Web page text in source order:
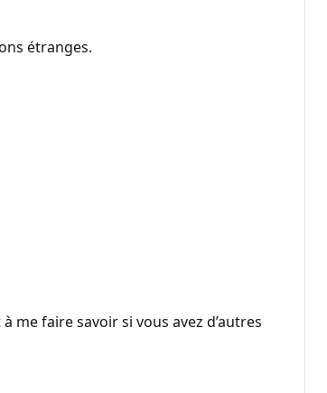
étranges.
me faire savoir si vous avez d’autres